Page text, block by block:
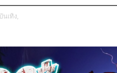
นเทิง,